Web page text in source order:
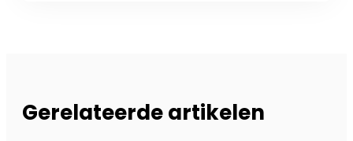
Gerelateerde artikelen